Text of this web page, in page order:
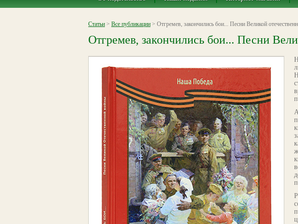
Статьи > Все публикации > Отгремев, закончились бои... Песни Великой
Отгремев, закончились бои... Песни